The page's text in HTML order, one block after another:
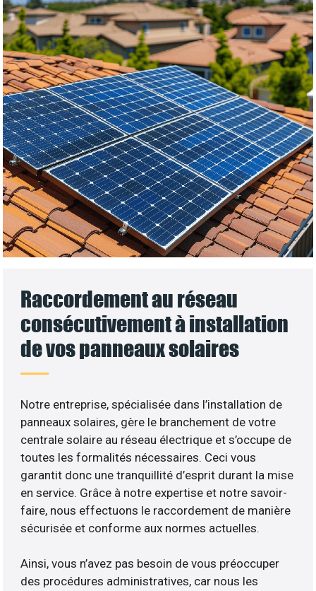
Raccordement au réseau
consécutivement à installation
de vos panneaux solaires
Notre entreprise, spécialisée dans l’installation de
panneaux solaires, gère le branchement de votre
centrale solaire au réseau électrique et s’occupe de
toutes les formalités nécessaires. Ceci vous
garantit donc une tranquillité d’esprit durant la mise
en service. Grâce à notre expertise et notre savoir-
faire, nous effectuons le raccordement de manière
sécurisée et conforme aux normes actuelles.
Ainsi, vous n’avez pas besoin de vous préoccuper
des procédures administratives, car nous les